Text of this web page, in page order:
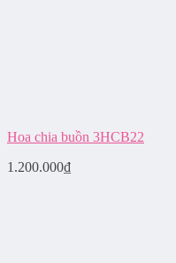
Hoa chia buồn 3HCB22
1.200.000₫